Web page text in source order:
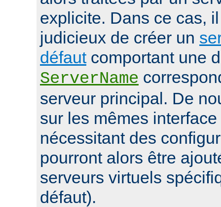
explicite. Dans ce cas,
judicieux de créer un
défautcomportant une
ServerName
serveur principal. De
sur les mêmes
nécessitant des
pourront alors être
serveurs virtuels
défaut).